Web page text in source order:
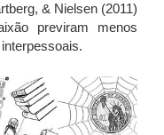
& Nielsen (2011)
previram menos